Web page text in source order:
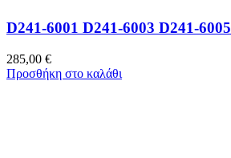
D241-6001 D241-6003 D241-6005
285,00 €
Προσθήκη στο καλάθι